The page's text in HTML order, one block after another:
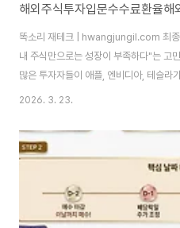
똑소리 재테크 | hwangjungil.com 최
내 주식만으로는 성장이 부족하다"는 고
많은 투자자들이 애플, 엔비디아, 테슬라
습니다. 하지만 막상 시작하려면 수수료
모든 것을 체계적으로 안내해 드립니다.
야 하는가?해외 주식 투자는 국내 증권사
등 외국 주식시장에 상장된 기업의 주식
2025년 기준 한국예탁결제원 자료에
2026. 3. 23.